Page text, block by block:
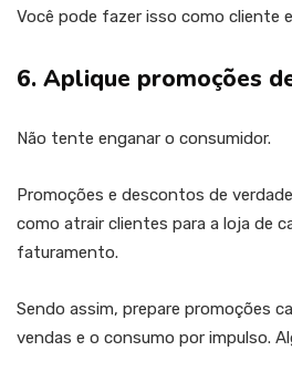
Você pode fazer isso como cliente
6. Aplique promoções
Não tente enganar o consumidor.
Promoções e descontos de
como atrair clientes para a loja de
faturamento.
Sendo assim, prepare promoções
vendas e o consumo por impulso.